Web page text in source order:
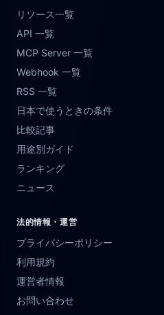
リソース一覧
API 一覧
MCP Server 一覧
Webhook 一覧
RSS 一覧
日本で使うときの条件
比較記事
用途別ガイド
ランキング
ニュース
法的情報・運営
プライバシーポリシー
利用規約
運営者情報
お問い合わせ